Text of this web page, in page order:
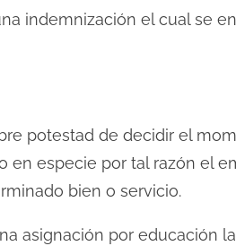
indemnización el cual se
potestad de decidir el
en especie por tal razón el
bien o servicio.
asignación por educación